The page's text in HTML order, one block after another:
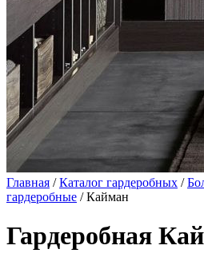
Главная /Каталог гардеробных /
гардеробные / Кайман
Гардеробная